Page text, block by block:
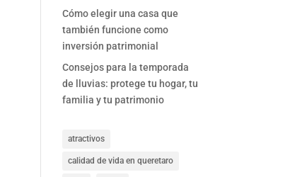
Cómo elegir una casa que
también funcione como
inversión patrimonial
Consejos para la temporada
de lluvias: protege tu hogar, tu
familia y tu patrimonio
atractivos
calidad de vida en queretaro